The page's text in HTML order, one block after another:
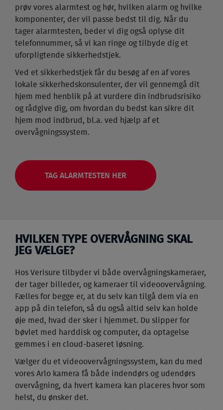
prøv vores alarmtest og hør, hvilken alarm og hvilke
komponenter, der vil passe bedst til dig. Når du
tager alarmtesten, beder vi dig også oplyse dit
telefonnummer, så vi kan ringe og tilbyde dig et
uforpligtende sikkerhedstjek.
Ved et sikkerhedstjek får du besøg af en af vores
lokale sikkerhedskonsulenter, der vil gennemgå dit
hjem med henblik på at vurdere din indbrudsrisiko
og rådgive dig, om hvordan du bedst kan sikre dit
hjem mod indbrud, bl.a. ved hjælp af et
overvågningssystem.
TAG ALARMTESTEN HER
HVILKEN TYPE OVERVÅGNING SKAL
JEG VÆLGE?
Hos Verisure tilbyder vi både overvågningskameraer,
der tager billeder, og kameraer til videoovervågning.
Fælles for begge er, at du selv kan tilgå dem via en
app på din telefon, så du også altid selv kan holde
øje med, hvad der sker i hjemmet. Du slipper for
bøvlet med harddisk og computer, da optagelse
gemmes i en cloud-baseret løsning.
Vælger du et videoovervågningssystem, kan du med
vores Arlo kamera få både indendørs og udendørs
overvågning, da hvert kamera kan placeres hvor som
helst, du ønsker det.